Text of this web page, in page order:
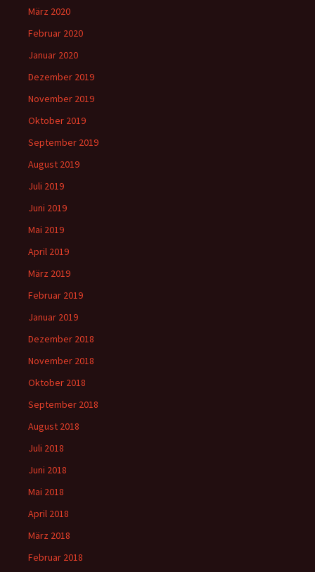
März 2020
Februar 2020
Januar 2020
Dezember 2019
November 2019
Oktober 2019
September 2019
August 2019
Juli 2019
Juni 2019
Mai 2019
April 2019
März 2019
Februar 2019
Januar 2019
Dezember 2018
November 2018
Oktober 2018
September 2018
August 2018
Juli 2018
Juni 2018
Mai 2018
April 2018
März 2018
Februar 2018